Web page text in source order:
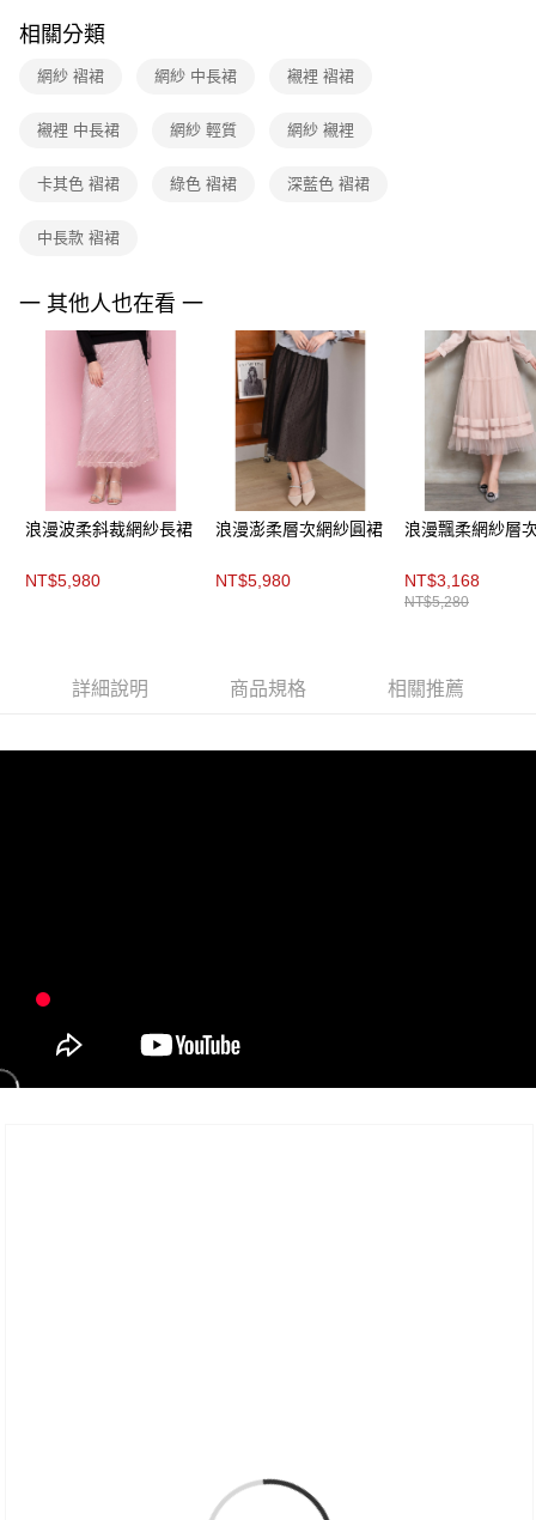
※ 交易是否成功請以「AFTEE先享後付 」之結帳頁面顯示為準，若有關於
是否繳費成功／繳費後需取消欲退款等相關疑問，請聯繫「AFTEE先享後付
客戶支援中心」
https://netprotections.freshdesk.com/support/home
１．透過由恩沛科技股份有限公司提供之「AFTEE先享後付」服務完成之交
權轉讓予恩沛科技股份有限公司。
３．未成年的使用者請事先徵得法定代理人或監護人之同意方可使用
４．使用「AFTEE先享後付」時，將依據個別帳號之用戶狀況，依本公司即
時審查核予不同之上限額度；若仍有額度不足之情形，本公司將視審查結果
請求用戶進行身份認證。
５．嚴禁一人註冊多個帳號或使用他人資訊註冊。若發現惡意使用之情形，
恩沛科技股份有限公司將有權停止該用戶之使用額度並採取法律行動。
付款後7-11取貨
每筆NT$90，滿NT$3,600(含以上)免運費
離島宅配 (蘭嶼恕不配送)
免運費
相關分類
網紗 褶裙 網紗 中長裙 襯裡 褶裙
襯裡 中長裙 網紗 輕質 網紗 襯裡
卡其色 褶裙 綠色 褶裙 深藍色 褶裙
中長款 褶裙
一 其他人也在看 一
浪漫波柔斜裁網紗長裙
NT$5,980
浪漫澎柔層次網紗圓裙
NT$5,980
浪漫飄柔網紗層
NT$3,168
NT$5,280
詳細說明 商品規格 相關推薦